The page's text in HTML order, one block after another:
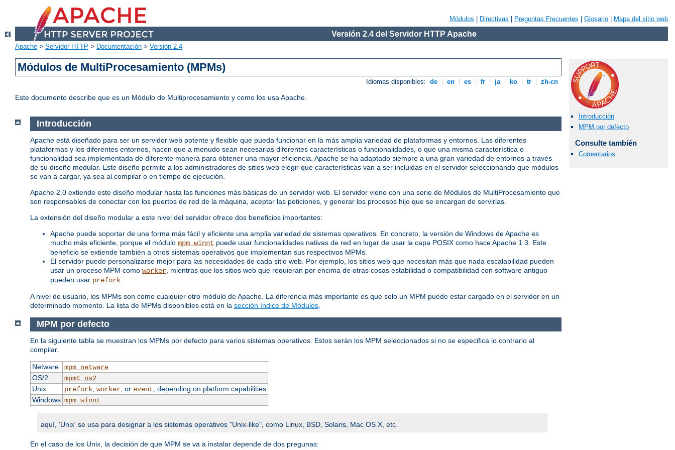
Módulos Directivas Preguntas Frecuentes Glosario Mapa del sitio web
Versión 2.4 del Servidor HTTP Apache
Apache > Servidor HTTP > Documentación > Versión 2.4
Módulos de MultiProcesamiento (MPMs)
Idiomas disponibles: de en es fr ja ko tr zh-cn
Este documento describe que es un Módulo de Multiprocesamiento y como los usa Apache.
Introducción
MPM por defecto
Consulte también
Comentarios
Introducción
Apache está diseñado para ser un servidor web potente y flexible que pueda funcionar en la más amplia variedad de plataformas y entornos. Las diferentes
plataformas y los diferentes entornos, hacen que a menudo sean necesarias diferentes características o funcionalidades, o que una misma característica o
funcionalidad sea implementada de diferente manera para obtener una mayor eficiencia. Apache se ha adaptado siempre a una gran variedad de entornos a través
de su diseño modular. Este diseño permite a los administradores de sitios web elegir que características van a ser incluidas en el servidor seleccionando que módulos
se van a cargar, ya sea al compilar o en tiempo de ejecución.
Apache 2.0 extiende este diseño modular hasta las funciones más básicas de un servidor web. El servidor viene con una serie de Módulos de MultiProcesamiento que
son responsables de conectar con los puertos de red de la máquina, aceptar las peticiones, y generar los procesos hijo que se encargan de servirlas.
La extensión del diseño modular a este nivel del servidor ofrece dos beneficios importantes:
Apache puede soportar de una forma más fácil y eficiente una amplia variedad de sistemas operativos. En concreto, la versión de Windows de Apache es
mucho más eficiente, porque el módulo mpm_winnt puede usar funcionalidades nativas de red en lugar de usar la capa POSIX como hace Apache 1.3. Este
beneficio se extiende también a otros sistemas operativos que implementan sus respectivos MPMs.
El servidor puede personalizarse mejor para las necesidades de cada sitio web. Por ejemplo, los sitios web que necesitan más que nada escalabilidad pueden
usar un proceso MPM como worker , mientras que los sitios web que requieran por encima de otras cosas estabilidad o compatibilidad con software antiguo
pueden usar prefork
A nivel de usuario, los MPMs son como cualquier otro módulo de Apache. La diferencia más importante es que solo un MPM puede estar cargado en el servidor en un
determinado momento. La lista de MPMs disponibles está en la sección índice de Módulos
MPM por defecto
En la siguiente tabla se muestran los MPMs por defecto para varios sistemas operativos. Estos serán los MPM seleccionados si no se especifica lo contrario al
compilar.
Netware
mpm_netware
OS/2
mpmt_os2
Unix
prefork, worker, or event , depending on platform capabilities
Windows mpm_winnt
aquí, 'Unix' se usa para designar a los sistemas operativos "Unix-like", como Linux, BSD, Solaris, Mac OS X, etc.
En el caso de los Unix, la decisión de que MPM se va a instalar depende de dos pregunas: